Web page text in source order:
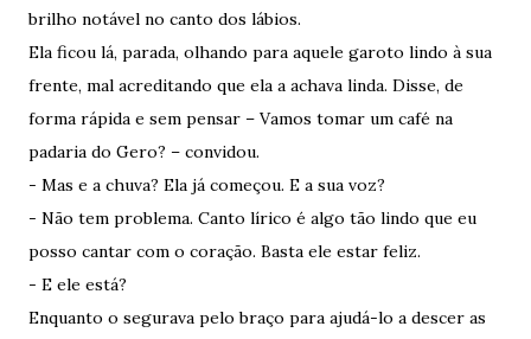
brilho notável no canto dos lábios.
Ela ficou lá, parada, olhando para aquele garoto lindo à sua
frente, mal acreditando que ela a achava linda. Disse, de
forma rápida e sem pensar – Vamos tomar um café na
padaria do Gero? – convidou.
- Mas e a chuva? Ela já começou. E a sua voz?
- Não tem problema. Canto lírico é algo tão lindo que eu
posso cantar com o coração. Basta ele estar feliz.
- E ele está?
Enquanto o segurava pelo braço para ajudá-lo a descer as